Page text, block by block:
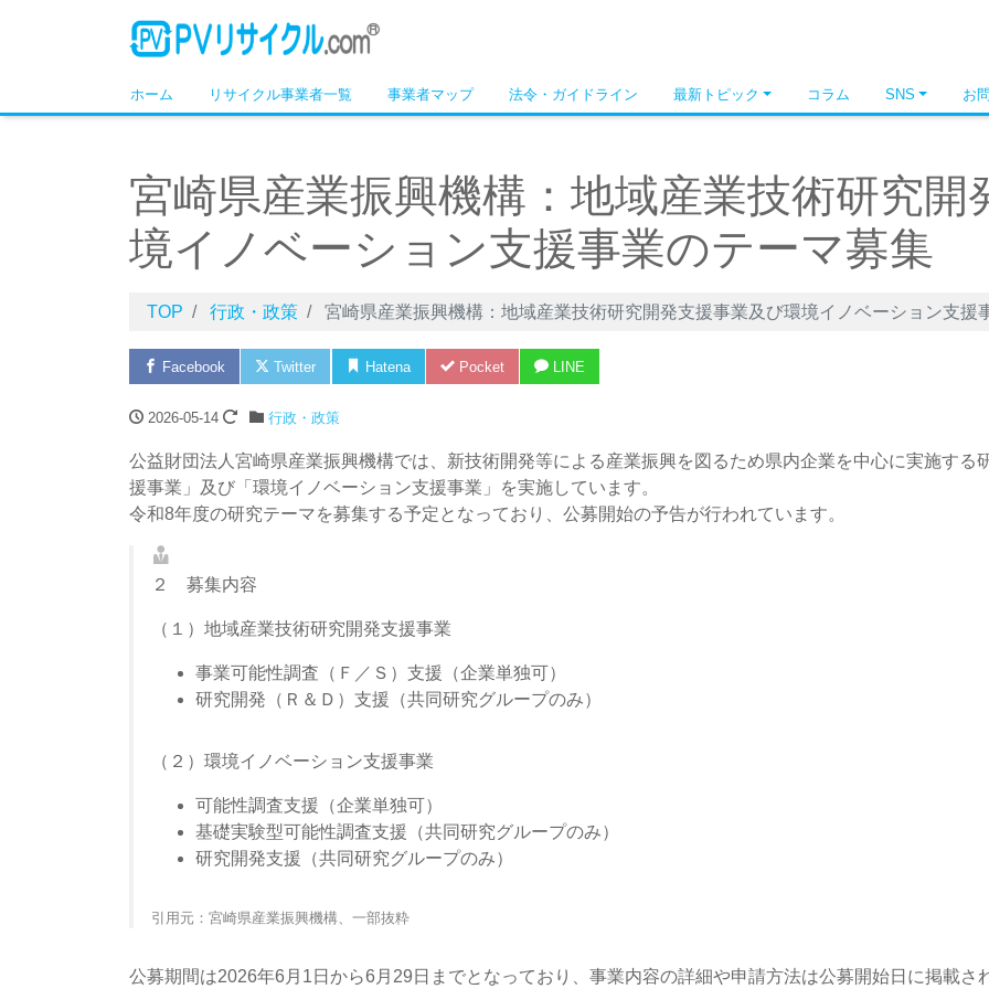
ホーム リサイクル事業者一覧 事業者マップ 法令・ガイドライン 最新トピック コラム SNS お
宮崎県産業振興機構：地域産業技術研究開
境イノベーション支援事業のテーマ募集
TOP 行政・政策 宮崎県産業振興機構：地域産業技術研究開発支援事業及び環境イノベーション支援
Facebook Twitter Hatena Pocket LINE
2026-05-14 行政・政策
公益財団法人宮崎県産業振興機構では、新技術開発等による産業振興を図るため県内企業を中心に実施する
援事業」及び「環境イノベーション支援事業」を実施しています。
令和8年度の研究テーマを募集する予定となっており、公募開始の予告が行われています。
２ 募集内容
（１）地域産業技術研究開発支援事業
事業可能性調査（Ｆ／Ｓ）支援（企業単独可）
研究開発（Ｒ＆Ｄ）支援（共同研究グループのみ）
（２）環境イノベーション支援事業
可能性調査支援（企業単独可）
基礎実験型可能性調査支援（共同研究グループのみ）
研究開発支援（共同研究グループのみ）
引用元：宮崎県産業振興機構、一部抜粋
公募期間は2026年6月1日から6月29日までとなっており、事業内容の詳細や申請方法は公募開始日に掲載さ